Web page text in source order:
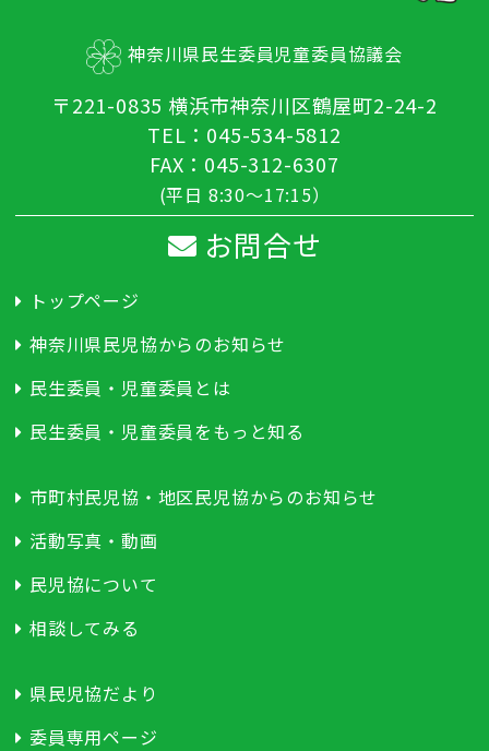
神奈川県民生委員児童委員協議会
〒221-0835 横浜市神奈川区鶴屋町2-24-2
TEL：045-534-5812
FAX：045-312-6307
(平日 8:30～17:15）
お問合せ
トップページ
神奈川県民児協からのお知らせ
民生委員・児童委員とは
民生委員・児童委員をもっと知る
市町村民児協・地区民児協からのお知らせ
活動写真・動画
民児協について
相談してみる
県民児協だより
委員専用ページ